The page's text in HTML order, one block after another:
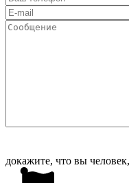
докажите, что вы